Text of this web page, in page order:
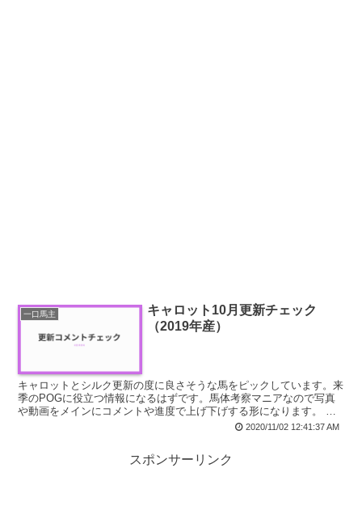
一口馬主
キャロット10月更新チェック
（2019年産）
キャロットとシルク更新の度に良さそうな馬をピックしています。来
季のPOGに役立つ情報になるはずです。馬体考察マニアなので写真
や動画をメインにコメントや進度で上げ下げする形になります。 ま
ずはキャロットから。10月は立ち写真と動画更新がなか...2020/11/02 12:41:37 AM
スポンサーリンク